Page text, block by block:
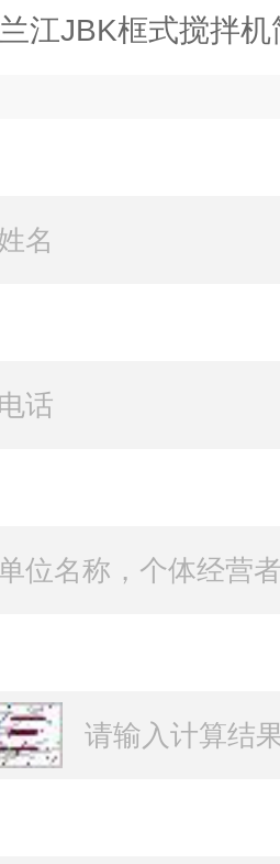
兰江JBK框式搅拌机